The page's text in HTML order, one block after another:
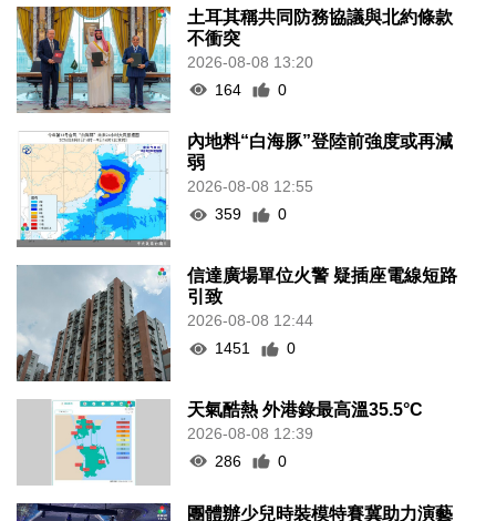
土耳其稱共同防務協議與北約條款
不衝突
2026-08-08 13:20
164
0
內地料“白海豚”登陸前強度或再減
弱
2026-08-08 12:55
359
0
信達廣場單位火警 疑插座電線短路
引致
2026-08-08 12:44
1451
0
天氣酷熱 外港錄最高溫35.5°C
2026-08-08 12:39
286
0
團體辦少兒時裝模特賽冀助力演藝